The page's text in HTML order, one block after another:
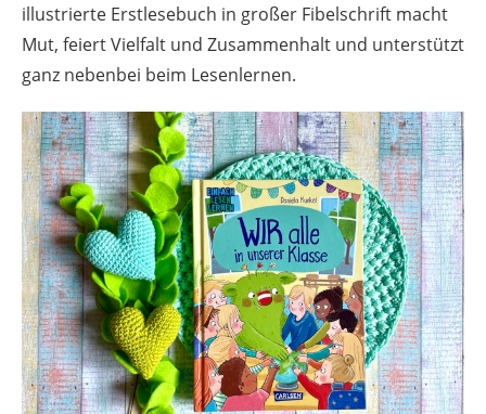
illustrierte Erstlesebuch in großer Fibelschrift macht
Mut, feiert Vielfalt und Zusammenhalt und unterstützt
ganz nebenbei beim Lesenlernen.